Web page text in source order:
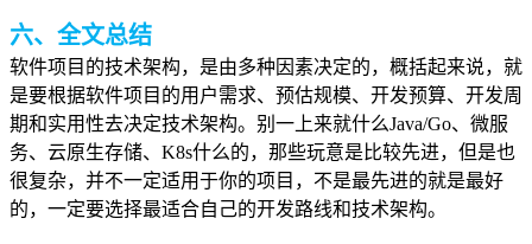
六、全文总结
软件项目的技术架构，是由多种因素决定的，概括起来说，就
是要根据软件项目的用户需求、预估规模、开发预算、开发周
期和实用性去决定技术架构。别一上来就什么Java/Go、微服
务、云原生存储、K8s什么的，那些玩意是比较先进，但是也
很复杂，并不一定适用于你的项目，不是最先进的就是最好
的，一定要选择最适合自己的开发路线和技术架构。